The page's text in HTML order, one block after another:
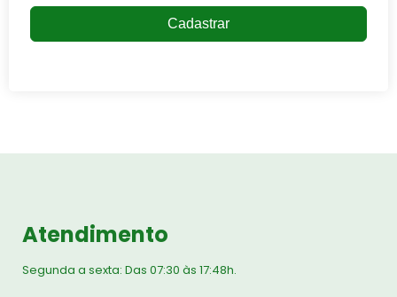
Cadastrar
Atendimento
Segunda a sexta: Das 07:30 às 17:48h.